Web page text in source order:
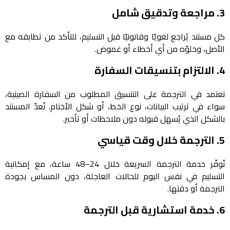
3. مراجعة وتدقيق شامل
كل مستند يُراجع لغويًا وقانونيًا قبل التسليم، للتأكد من تطابقه مع
الأصل، وخلوّه من أي أخطاء أو غموض.
4. الالتزام بتنسيقات السفارة
نعتمد في الترجمة على التنسيق المطلوب من السفارة الصينية،
سواء في ترتيب البيانات، نوع الخط، أو شكل الأختام. نُعدّ المستند
بالشكل الذي يُسهل قبوله دون ملاحظات أو تأخير.
5. الترجمة خلال وقت قياسي
نُوفّر خدمة الترجمة السريعة خلال 24–48 ساعة، مع إمكانية
التسليم في نفس اليوم للحالات العاجلة، دون المساس بجودة
الترجمة أو دقتها.
6. خدمة استشارية قبل الترجمة